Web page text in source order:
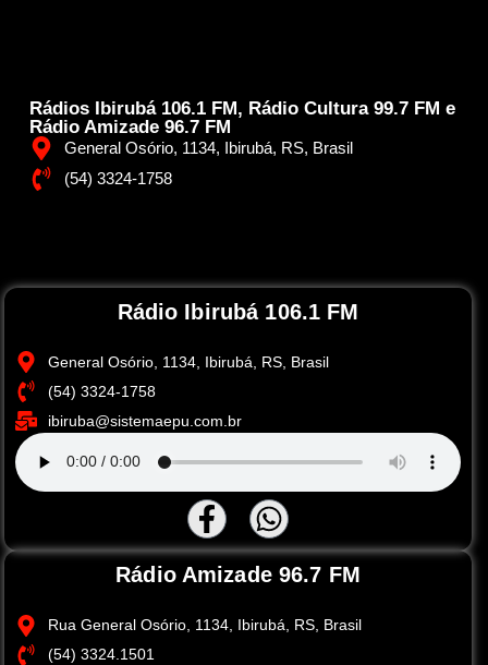
Rádios Ibirubá 106.1 FM, Rádio Cultura 99.7 FM e
Rádio Amizade 96.7 FM
General Osório, 1134, Ibirubá, RS, Brasil
(54) 3324-1758
Rádio Ibirubá 106.1 FM
General Osório, 1134, Ibirubá, RS, Brasil
(54) 3324-1758
ibiruba@sistemaepu.com.br
Rádio Amizade 96.7 FM
Rua General Osório, 1134, Ibirubá, RS, Brasil
(54) 3324.1501